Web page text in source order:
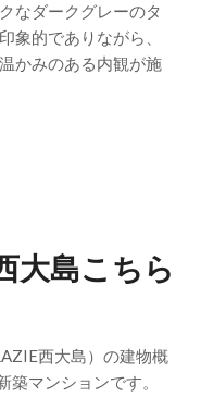
なダークグレーのタ
象的でありながら、
かみのある内観が施
大島こちら
西大島）の建物概
マンションです。